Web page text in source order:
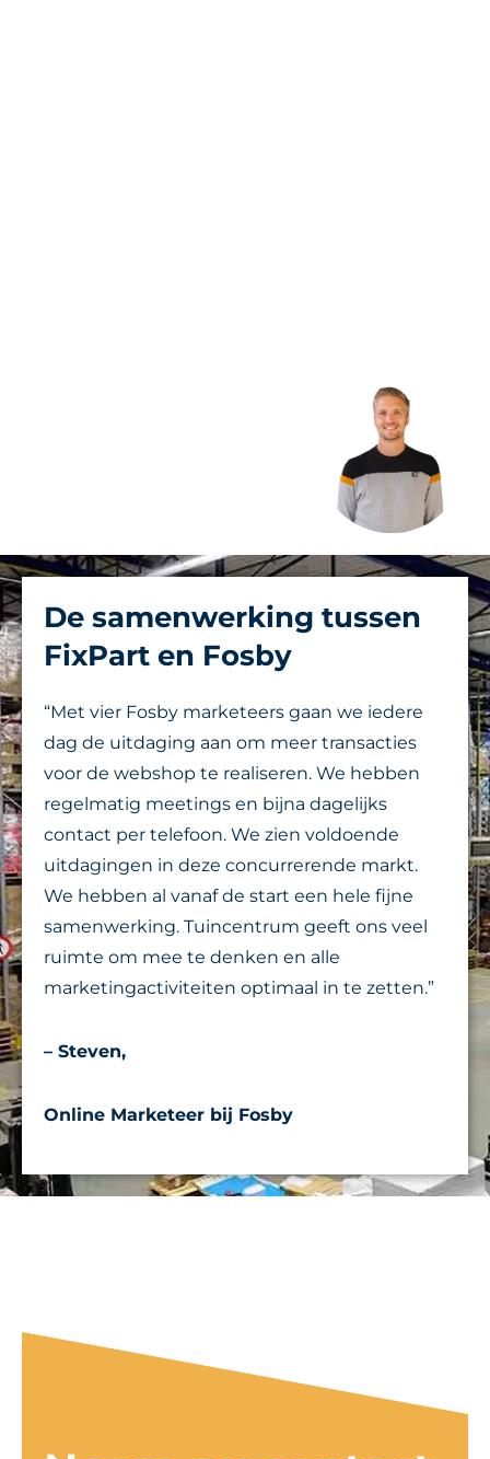
De samenwerking tussen
FixPart en Fosby
“Met vier Fosby marketeers gaan we iedere
dag de uitdaging aan om meer transacties
voor de webshop te realiseren. We hebben
regelmatig meetings en bijna dagelijks
contact per telefoon. We zien voldoende
uitdagingen in deze concurrerende markt.
We hebben al vanaf de start een hele fijne
samenwerking. Tuincentrum geeft ons veel
ruimte om mee te denken en alle
marketingactiviteiten optimaal in te zetten.”
– Steven,
Online Marketeer bij Fosby